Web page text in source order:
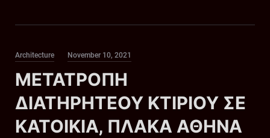
Category
Architecture
Posted
November 10, 2021
ΜΕΤΑΤΡΟΠΗ
ΔΙΑΤΗΡΗΤΕΟΥ ΚΤΙΡΙΟΥ ΣΕ
ΚΑΤΟΙΚΙΑ, ΠΛΑΚΑ ΑΘΗΝΑ